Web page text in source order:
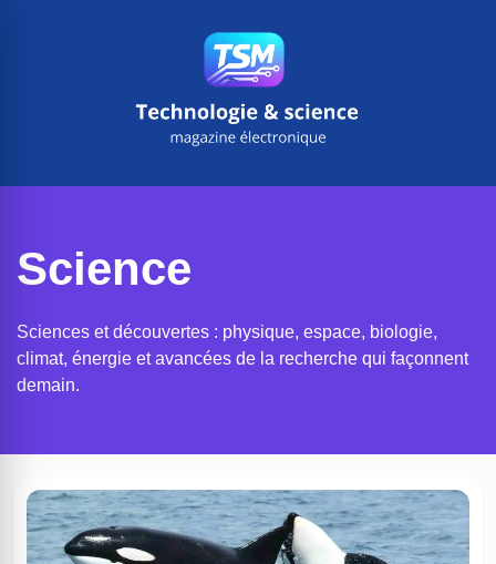
Science
Sciences et découvertes : physique, espace, biologie,
climat, énergie et avancées de la recherche qui façonnent
demain.